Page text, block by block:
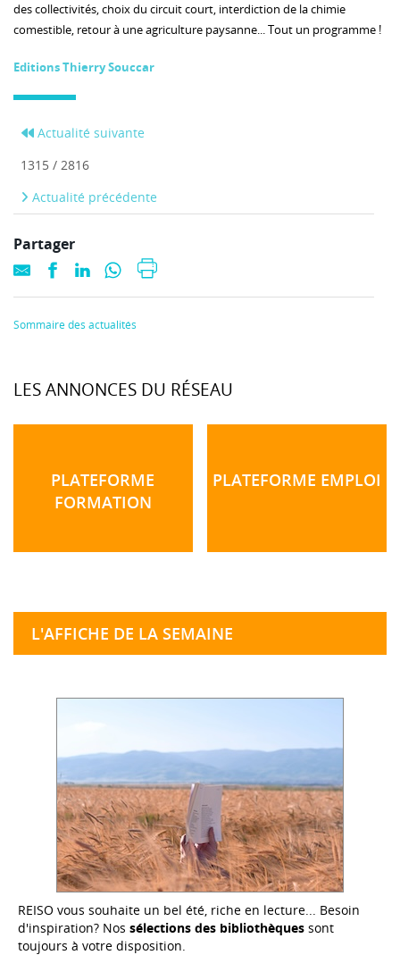
des collectivités, choix du circuit court, interdiction de la chimie
comestible, retour à une agriculture paysanne... Tout un programme !
Editions Thierry Souccar
Actualité suivante
1315 / 2816
Actualité précédente
Partager
Sommaire des actualités
LES ANNONCES DU RÉSEAU
PLATEFORME
FORMATION
PLATEFORME EMPLOI
L'AFFICHE DE LA SEMAINE
REISO vous souhaite un bel été, riche en lecture... Besoin
d'inspiration? Nos sélections des bibliothèques sont
toujours à votre disposition.